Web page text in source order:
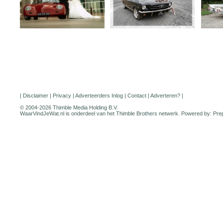
| Disclaimer | Privacy | Adverteerders Inlog | Contact | Adverteren? |
© 2004-2026 Thimble Media Holding B.V.
WaarVindJeWat.nl is onderdeel van het Thimble Brothers netwerk. Powered by: